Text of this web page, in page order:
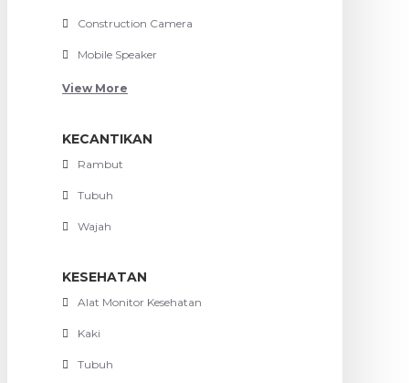
Construction Camera
Mobile Speaker
View More
KECANTIKAN
Rambut
Tubuh
Wajah
KESEHATAN
Alat Monitor Kesehatan
Kaki
Tubuh